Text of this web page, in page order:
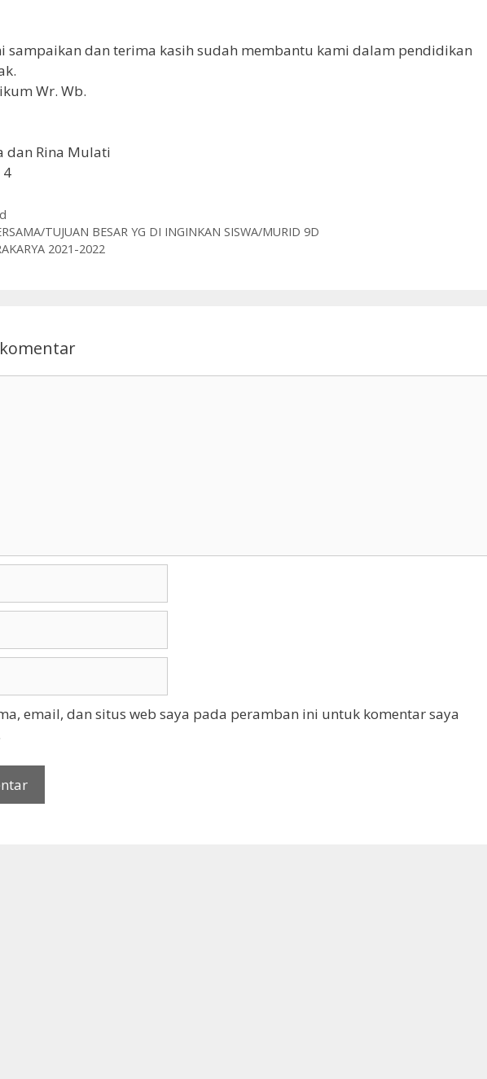
sampaikan dan terima kasih sudah membantu kami dalam pendidikan
Wr. Wb.
dan Rina Mulati
4
TUJUAN BESAR YG DI INGINKAN SISWA/MURID 9D
2021-2022
email, dan situs web saya pada peramban ini untuk komentar saya